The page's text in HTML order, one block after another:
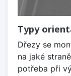
Typy
Dřezy se
na jaké
potřeba při